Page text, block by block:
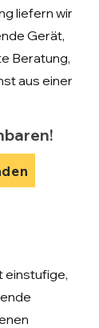
liefern wir
Gerät,
Beratung,
aus einer
einstufige,